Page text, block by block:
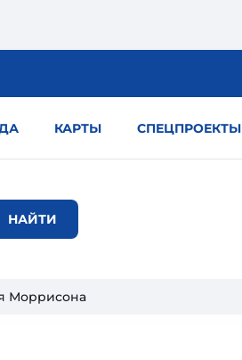
КАРТЫ СПЕЦПРОЕКТЫ
Моррисона